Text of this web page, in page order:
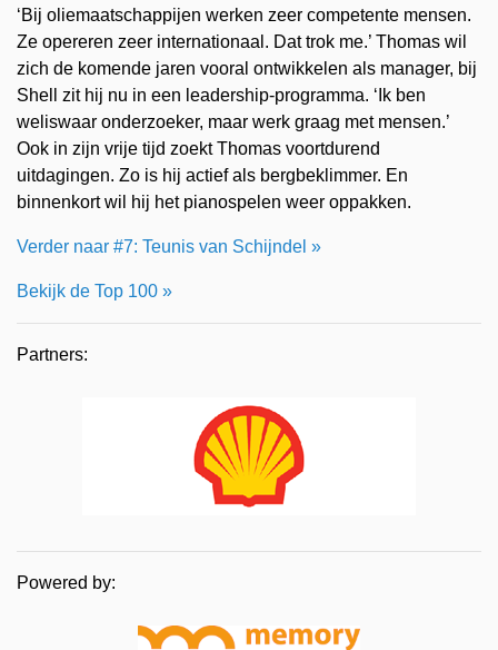
‘Bij oliemaatschappijen werken zeer competente mensen.
Ze opereren zeer internationaal. Dat trok me.’ Thomas wil
zich de komende jaren vooral ontwikkelen als manager, bij
Shell zit hij nu in een leadership-programma. ‘Ik ben
weliswaar onderzoeker, maar werk graag met mensen.’
Ook in zijn vrije tijd zoekt Thomas voortdurend
uitdagingen. Zo is hij actief als bergbeklimmer. En
binnenkort wil hij het pianospelen weer oppakken.
Verder naar #7: Teunis van Schijndel »
Bekijk de Top 100 »
Partners:
Powered by: